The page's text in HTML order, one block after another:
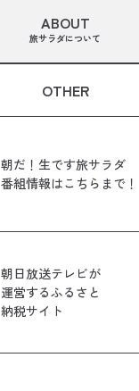
ABOUT
旅サラダについて
OTHER
朝だ！生です旅サラダ
番組情報はこちらまで！
朝日放送テレビが
運営するふるさと
納税サイト